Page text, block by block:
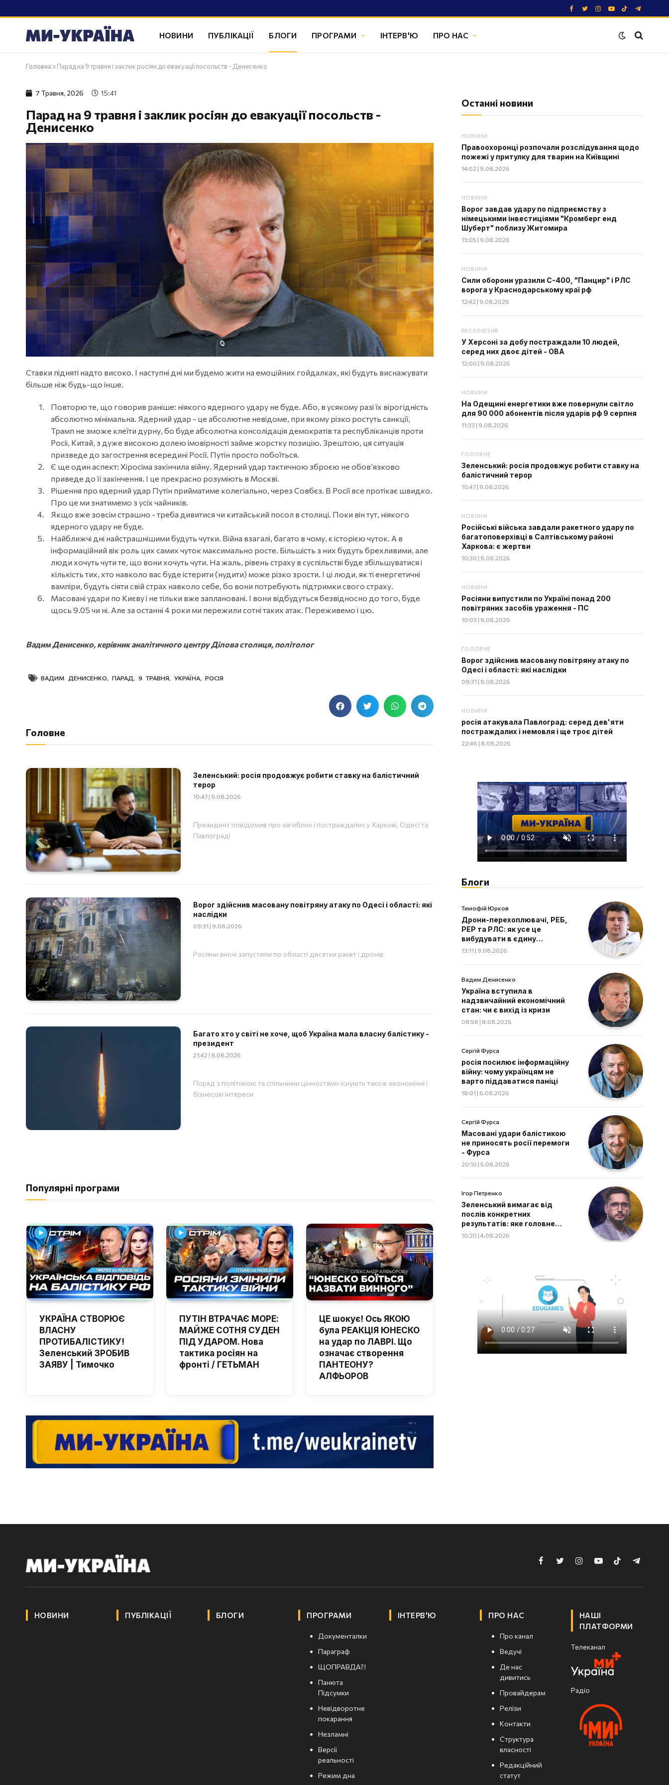
Facebook
TwitterInstagram
YouTube
TikTokTelegram
НОВИНИ ПУБЛІКАЦІЇ БЛОГИ ПРОГРАМИ ІНТЕРВ'Ю ПРО НАС
Головна »Парад на 9 травня і заклик росіян до евакуації посольств - Денисенко
7 Травня, 2026 15:41
Парад на 9 травня і заклик росіян до евакуації посольств -
Денисенко
Ставки підняті надто високо. І наступні дні ми будемо жити на емоційних гойдалках, які будуть виснажувати
більше ніж будь-що інше.
Повторю те, що говорив раніше: ніякого ядерного удару не буде. Або, в усякому разі їх вірогідність
абсолютно мінімальна. Ядерний удар - це абсолютне невідоме, при якому різко ростуть санкції,
Трамп не зможе клеїти дурну, бо буде абсолютна консолідація демократів та республіканців проти
Росіі, Китай, з дуже високою долею імовірності займе жорстку позицію. Зрештою, ця ситуація
призведе до загострення всередині Росії. Путін просто побоїться.
Є ще один аспект: Хіросіма закінчила війну. Ядерний удар тактичною зброєю не обовʼязково
приведе до її закінчення. І це прекрасно розуміють в Москві.
Рішення про ядерний удар Путін прийматиме колегіально, через Совбєз. В Росії все протікає швидко.
Про це ми знатимемо з усіх чайників.
Якщо вже зовсім страшно - треба дивитися чи китайський посол в столиці. Поки він тут, ніякого
ядерного удару не буде.
Найближчі дні найстрашнішими будуть чутки. Війна взагалі, багато в чому, є історією чуток. А в
інформаційний вік роль цих самих чуток максимально росте. Більшість з них будуть брехливими, але
люди хочуть чути те, що вони хочуть чути. На жаль, рівень страху в суспільстві буде збільшуватися і
кількість тих, хто навколо вас буде істерити (нудити) може різко зрости. І ці люди, як ті енергетичні
вампіри, будуть сіяти свій страх навколо себе, бо вони потребують підтримки свого страху.
Масовані удари по Києву і не тільки вже заплановані. І вони відбудуться безвідносно до того, буде
щось 9.05 чи ні. Але за останні 4 роки ми пережили сотні таких атак. Переживемо і цю.
Вадим Денисенко, керівник аналітичного центру Ділова столиця, політолог
ВАДИМ ДЕНИСЕНКО, ПАРАД, 9 ТРАВНЯ, УКРАЇНА, РОСІЯ
Головне
Зеленський: росія продовжує робити ставку на балістичний
терор
10:47 | 9.08.2026
Президент повідомив про загиблих і постраждалих у Харкові, Одесі та
Павлограді
Ворог здійснив масовану повітряну атаку по Одесі і області: які
наслідки
09:31 | 9.08.2026
Росіяни вночі запустили по області десятки ракет і дронів
Багато хто у світі не хоче, щоб Україна мала власну балістику -
президент
21:42 | 8.08.2026
Поряд з політикою та спільними цінностями існують також економічні і
бізнесові інтереси
Популярні програми
УКРАЇНА СТВОРЮЄ
ВЛАСНУ
ПРОТИБАЛІСТИКУ!
Зеленський ЗРОБИВ
ЗАЯВУ | Тимочко
ПУТІН ВТРАЧАЄ МОРЕ:
МАЙЖЕ СОТНЯ СУДЕН
ПІД УДАРОМ. Нова
тактика росіян на
фронті / ГЕТЬМАН
ЦЕ шокує! Ось ЯКОЮ
була РЕАКЦІЯ ЮНЕСКО
на удар по ЛАВРІ. Що
означає створення
ПАНТЕОНУ?
АЛФЬОРОВ
Останні новини
НОВИНИ
Правоохоронці розпочали розслідування щодо
пожежі у притулку для тварин на Київщині
14:02 | 9.08.2026
НОВИНИ
Ворог завдав удару по підприємству з
німецькими інвестиціями "Кромберг енд
Шуберт" поблизу Житомира
13:05 | 9.08.2026
НОВИНИ
Сили оборони уразили С-400, "Панцир" і РЛС
ворога у Краснодарському краї рф
12:42 | 9.08.2026
ЕКСКЛЮЗИВ
У Херсоні за добу постраждали 10 людей,
серед них двоє дітей - ОВА
12:00 | 9.08.2026
НОВИНИ
На Одещині енергетики вже повернули світло
для 90 000 абонентів після ударів рф 9 серпня
11:33 | 9.08.2026
ГОЛОВНЕ
Зеленський: росія продовжує робити ставку на
балістичний терор
10:47 | 9.08.2026
НОВИНИ
Російські війська завдали ракетного удару по
багатоповерхівці в Салтівському районі
Харкова: є жертви
10:30 | 9.08.2026
НОВИНИ
Росіяни випустили по Україні понад 200
повітряних засобів ураження - ПС
10:03 | 9.08.2026
ГОЛОВНЕ
Ворог здійснив масовану повітряну атаку по
Одесі і області: які наслідки
09:31 | 9.08.2026
НОВИНИ
росія атакувала Павлоград: серед дев'яти
постраждалих і немовля і ще троє дітей
22:46 | 8.08.2026
Блоги
Тимофій Юрков
Дрони-перехоплювачі, РЕБ,
РЕР та РЛС: як усе це
вибудувати в єдину
екосистему
13:11 | 9.08.2026
Вадим Денисенко
Україна вступила в
надзвичайний економічний
стан: чи є вихід із кризи
08:58 | 8.08.2026
Сергій Фурса
росія посилює інформаційну
війну: чому українцям не
варто піддаватися паніці
18:01 | 6.08.2026
Сергій Фурса
Масовані удари балістикою
не приносять росії перемоги
- Фурса
20:10 | 5.08.2026
Ігор Петренко
Зеленський вимагає від
послів конкретних
результатів: яке головне
завдання дипломатів
10:20 | 4.08.2026
FacebookTwitterInstagramYouTubeTikTokTelegram
НОВИНИ ПУБЛІКАЦІЇ БЛОГИ ПРОГРАМИ
Документалки
Параграф
ЩОПРАВДА?!
Панюта
Підсумки
Невідворотне
покарання
Незламні
Версії
реальності
Режим дна
ІНТЕРВ'Ю ПРО НАС
Про канал
Ведучі
Де нас
дивитись
Провайдерам
Релізи
Контакти
Структура
власності
Редакційний
статут
НАШІ
ПЛАТФОРМИ
Телеканал
Радіо